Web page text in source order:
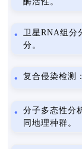
卫星RNA组分
分。
复合侵染检测
分子多态性分
同地理种群。